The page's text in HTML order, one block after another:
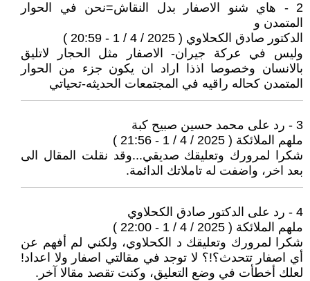
2 - هاي شنو الاصفار بدل النقاش=نحن في الحوار
المتمدن و
الدكتور صادق الكحلاوي ( 2025 / 4 / 1 - 20:59 )
وليس في عركة جيران- الاصفار مثل الحجار لاتليق
بالانسان وخصوصا اذذا اراد ان يكون جزء من الحوار
المتمدن كحاله راقيه في المجتمعات الحديثه-تحياتي
3 - رد على محمد حسين صبيح كبة
ملهم الملائكة ( 2025 / 4 / 1 - 21:56 )
شكرا لمرورك وتعليقك صديقي...وقد نقلت المقال الى
بعد اخر، واضفت له تاملاتك الدائمة.
4 - رد على الدكتور صادق الكحلاوي
ملهم الملائكة ( 2025 / 4 / 1 - 22:00 )
شكرا لمرورك وتعليقك د الكحلاوي، ولكني لم أفهم عن
أي اصفار تتحدث؟!؟ لا توجد في مقالتي اصفار ولا اعداد!
لعلك أخطأت في وضع التعليق، وكنت تقصد مقالا آخر.